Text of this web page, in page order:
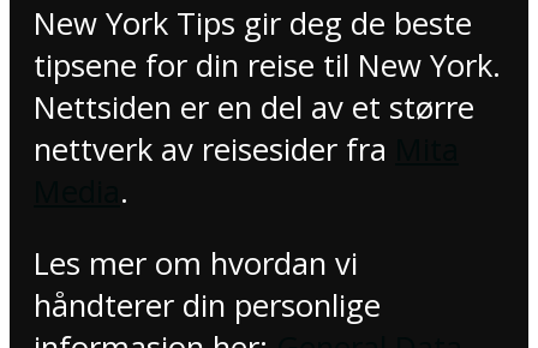
New York Tips gir deg de beste
tipsene for din reise til New York.
Nettsiden er en del av et større
nettverk av reisesider fra
.
Les mer om hvordan vi
håndterer din personlige